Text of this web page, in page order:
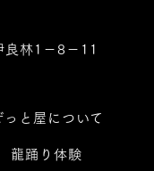
林1－8－11
っと屋について
龍踊り体験